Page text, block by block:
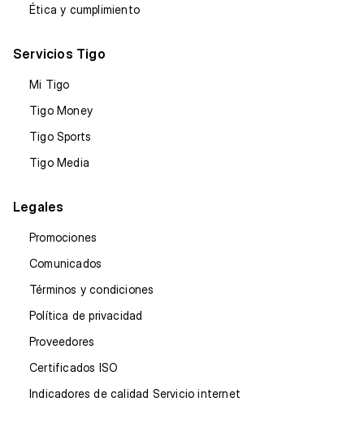
Ética y cumplimiento
Servicios Tigo
Mi Tigo
Tigo Money
Tigo Sports
Tigo Media
Legales
Promociones
Comunicados
Términos y condiciones
Política de privacidad
Proveedores
Certificados ISO
Indicadores de calidad Servicio internet